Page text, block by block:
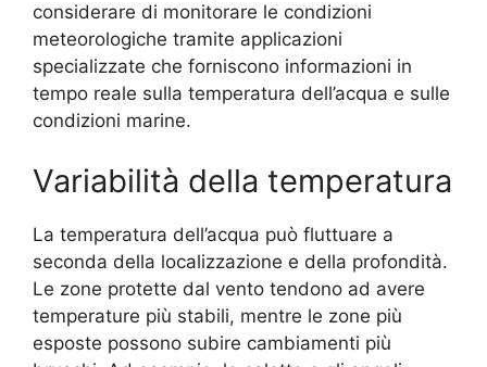
considerare di monitorare le condizioni
meteorologiche tramite applicazioni
specializzate che forniscono informazioni in
tempo reale sulla temperatura dell’acqua e sulle
condizioni marine.
Variabilità della temperatura
La temperatura dell’acqua può fluttuare a
seconda della localizzazione e della profondità.
Le zone protette dal vento tendono ad avere
temperature più stabili, mentre le zone più
esposte possono subire cambiamenti più